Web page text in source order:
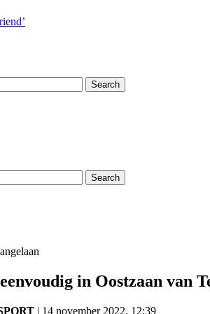
Search
Search
in Oostzaan van
| 14 november 2022, 12:39